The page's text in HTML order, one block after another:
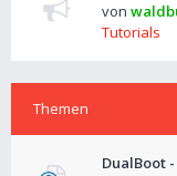
von
Tutorials
Themen
DualBoot